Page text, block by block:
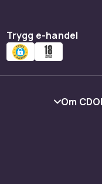
Trygg e-handel
Om
Karriär